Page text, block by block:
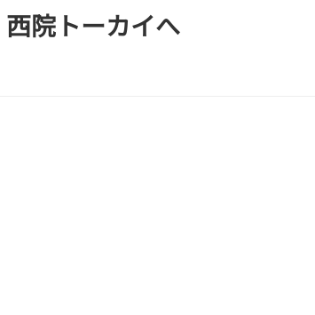
院トーカイへ